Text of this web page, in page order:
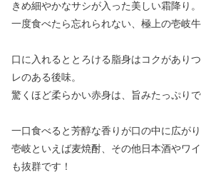
きめ細やかなサシが入った美しい霜降り。
一度食べたら忘れられない、極上の壱岐
口に入れるととろける脂身はコクがあり
レのある後味。
驚くほど柔らかい赤身は、旨みたっぷりで
一口食べると芳醇な香りが口の中に広がり
壱岐といえば麦焼酎、その他日本酒やワ
も抜群です！